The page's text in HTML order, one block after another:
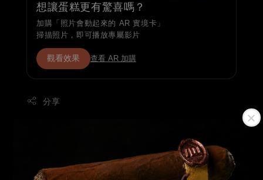
想讓蛋糕更有驚喜嗎？
加購「照片會動起來的 AR 實境卡」
掃描照片，即可播放專屬影片
觀看效果 查看 AR 加購
分享
+$99 客製「AR實境故事卡」